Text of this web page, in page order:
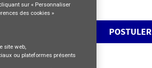
POSTULER
sur « Personnaliser
des cookies »
site web,
ou plateformes présents